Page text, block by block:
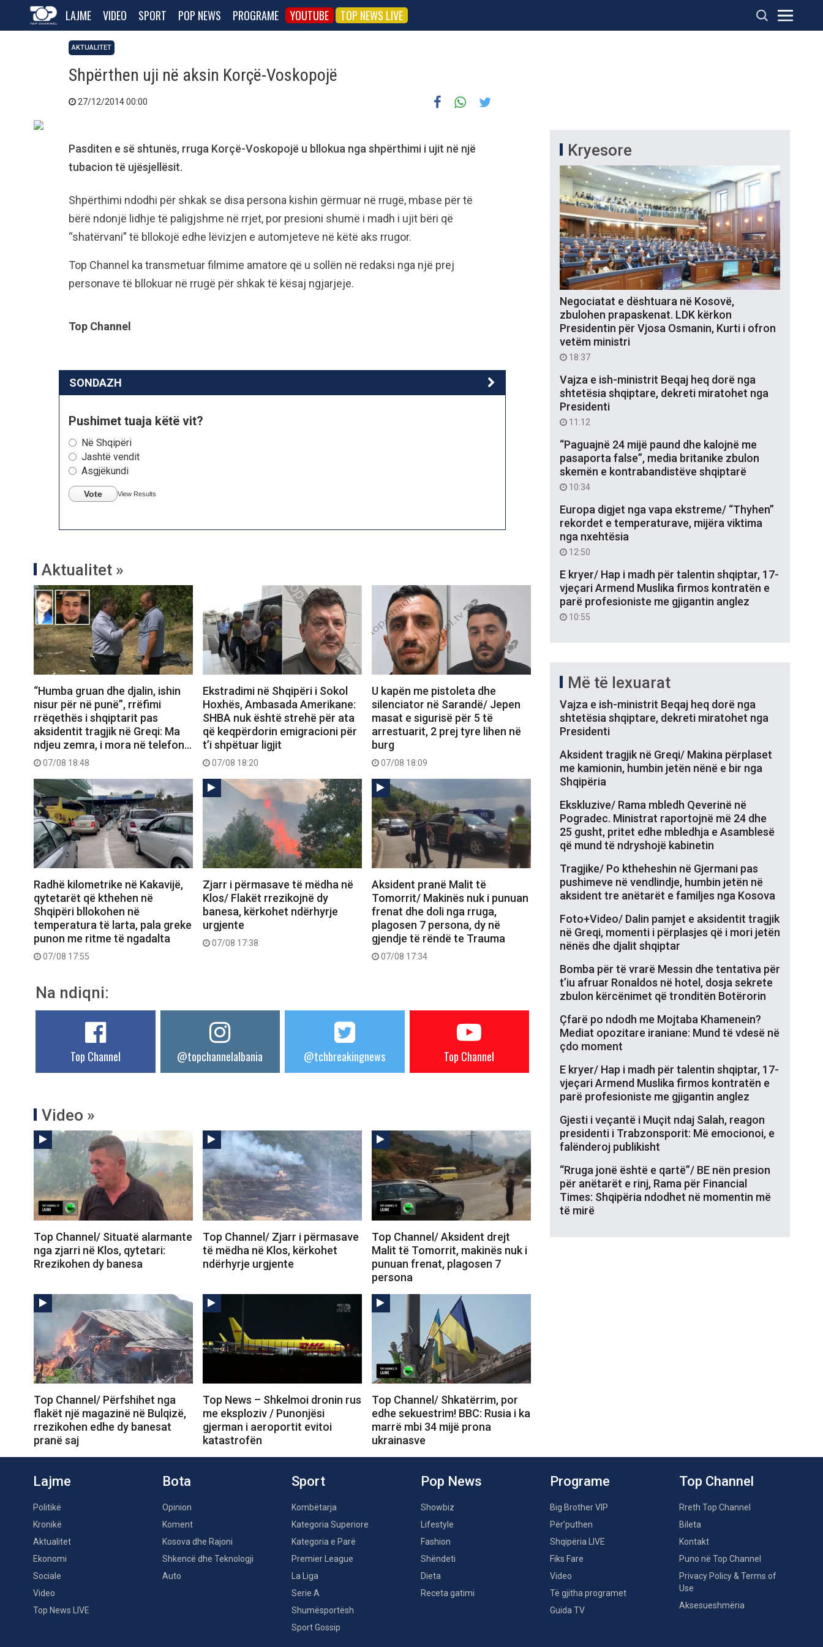
LAJME VIDEO SPORT POP NEWS PROGRAME YOUTUBE TOP NEWS LIVE
AKTUALITET
Shpërthen uji në aksin Korçë-Voskopojë
27/12/2014 00:00
Pasditen e së shtunës, rruga Korçë-Voskopojë u bllokua nga shpërthimi i ujit në një
tubacion të ujësjellësit.
Shpërthimi ndodhi për shkak se disa persona kishin gërmuar në rrugë, mbase për të
bërë ndonjë lidhje të paligjshme në rrjet, por presioni shumë i madh i ujit bëri që
“shatërvani” të bllokojë edhe lëvizjen e automjeteve në këtë aks rrugor.
Top Channel ka transmetuar filmime amatore që u sollën në redaksi nga një prej
personave të bllokuar në rrugë për shkak të kësaj ngjarjeje.
Top Channel
SONDAZH
Pushimet tuaja këtë vit?
Në Shqipëri
Jashtë vendit
Asgjëkundi
Vote View Results
Aktualitet »
“Humba gruan dhe djalin, ishin
nisur për në punë”, rrëfimi
rrëqethës i shqiptarit pas
aksidentit tragjik në Greqi: Ma
ndjeu zemra, i mora në telefon…
07/08 18:48
Ekstradimi në Shqipëri i Sokol
Hoxhës, Ambasada Amerikane:
SHBA nuk është strehë për ata
që keqpërdorin emigracioni për
t’i shpëtuar ligjit
07/08 18:20
U kapën me pistoleta dhe
silenciator në Sarandë/ Jepen
masat e sigurisë për 5 të
arrestuarit, 2 prej tyre lihen në
burg
07/08 18:09
Radhë kilometrike në Kakavijë,
qytetarët që kthehen në
Shqipëri bllokohen në
temperatura të larta, pala greke
punon me ritme të ngadalta
07/08 17:55
Zjarr i përmasave të mëdha në
Klos/ Flakët rrezikojnë dy
banesa, kërkohet ndërhyrje
urgjente
07/08 17:38
Aksident pranë Malit të
Tomorrit/ Makinës nuk i punuan
frenat dhe doli nga rruga,
plagosen 7 persona, dy në
gjendje të rëndë te Trauma
07/08 17:34
Na ndiqni:
Top Channel @topchannelalbania @tchbreakingnews Top Channel
Video »
Top Channel/ Situatë alarmante
nga zjarri në Klos, qytetari:
Rrezikohen dy banesa
Top Channel/ Zjarr i përmasave
të mëdha në Klos, kërkohet
ndërhyrje urgjente
Top Channel/ Aksident drejt
Malit të Tomorrit, makinës nuk i
punuan frenat, plagosen 7
persona
Top Channel/ Përfshihet nga
flakët një magazinë në Bulqizë,
rrezikohen edhe dy banesat
pranë saj
Top News – Shkelmoi dronin rus
me eksploziv / Punonjësi
gjerman i aeroportit evitoi
katastrofën
Top Channel/ Shkatërrim, por
edhe sekuestrim! BBC: Rusia i ka
marrë mbi 34 mijë prona
ukrainasve
Kryesore
Negociatat e dështuara në Kosovë,
zbulohen prapaskenat. LDK kërkon
Presidentin për Vjosa Osmanin, Kurti i ofron
vetëm ministri
18:37
Vajza e ish-ministrit Beqaj heq dorë nga
shtetësia shqiptare, dekreti miratohet nga
Presidenti
11:12
“Paguajnë 24 mijë paund dhe kalojnë me
pasaporta false”, media britanike zbulon
skemën e kontrabandistëve shqiptarë
10:34
Europa digjet nga vapa ekstreme/ “Thyhen”
rekordet e temperaturave, mijëra viktima
nga nxehtësia
12:50
E kryer/ Hap i madh për talentin shqiptar, 17-
vjeçari Armend Muslika firmos kontratën e
parë profesioniste me gjigantin anglez
10:55
Më të lexuarat
Vajza e ish-ministrit Beqaj heq dorë nga
shtetësia shqiptare, dekreti miratohet nga
Presidenti
Aksident tragjik në Greqi/ Makina përplaset
me kamionin, humbin jetën nënë e bir nga
Shqipëria
Ekskluzive/ Rama mbledh Qeverinë në
Pogradec. Ministrat raportojnë më 24 dhe
25 gusht, pritet edhe mbledhja e Asamblesë
që mund të ndryshojë kabinetin
Tragjike/ Po ktheheshin në Gjermani pas
pushimeve në vendlindje, humbin jetën në
aksident tre anëtarët e familjes nga Kosova
Foto+Video/ Dalin pamjet e aksidentit tragjik
në Greqi, momenti i përplasjes që i mori jetën
nënës dhe djalit shqiptar
Bomba për të vrarë Messin dhe tentativa për
t’iu afruar Ronaldos në hotel, dosja sekrete
zbulon kërcënimet që tronditën Botërorin
Çfarë po ndodh me Mojtaba Khamenein?
Mediat opozitare iraniane: Mund të vdesë në
çdo moment
E kryer/ Hap i madh për talentin shqiptar, 17-
vjeçari Armend Muslika firmos kontratën e
parë profesioniste me gjigantin anglez
Gjesti i veçantë i Muçit ndaj Salah, reagon
presidenti i Trabzonsporit: Më emocionoi, e
falënderoj publikisht
“Rruga jonë është e qartë”/ BE nën presion
për anëtarët e rinj, Rama për Financial
Times: Shqipëria ndodhet në momentin më
të mirë
Lajme
Politikë
Kronikë
Aktualitet
Ekonomi
Sociale
Video
Top News LIVE
Bota
Opinion
Koment
Kosova dhe Rajoni
Shkencë dhe Teknologji
Auto
Sport
Kombëtarja
Kategoria Superiore
Kategoria e Parë
Premier League
La Liga
Serie A
Shumësportësh
Sport Gossip
Pop News
Showbiz
Lifestyle
Fashion
Shëndeti
Dieta
Receta gatimi
Programe
Big Brother VIP
Për’puthen
Shqipëria LIVE
Fiks Fare
Video
Të gjitha programet
Guida TV
Top Channel
Rreth Top Channel
Bileta
Kontakt
Puno në Top Channel
Privacy Policy & Terms of
Use
Aksesueshmëria